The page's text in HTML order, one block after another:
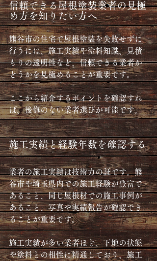
信頼できる屋根塗装業者の見極
め方を知りたい方へ
熊谷市の住宅で屋根塗装を失敗せずに
行うには、施工実績や塗料知識、見積
もりの透明性など、信頼できる業者か
どうかを見極めることが重要です。
ここから紹介するポイントを確認すれ
ば、後悔のない業者選びが可能です。
施工実績と経験年数を確認する
業者の施工実績は技術力の証です。熊
谷市や埼玉県内での施工経験が豊富で
あること、同じ屋根材での施工事例が
あること、写真や実績報告が確認でき
ることが重要です。
施工実績が多い業者ほど、下地の状態
や塗料との相性に精通しており、施工